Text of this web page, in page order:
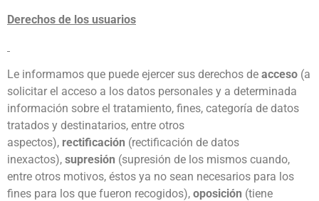
Derechos de los usuarios
Le informamos que puede ejercer sus derechos de acceso (a
solicitar el acceso a los datos personales y a determinada
información sobre el tratamiento, fines, categoría de datos
tratados y destinatarios, entre otros
aspectos), rectificación (rectificación de datos
inexactos), supresión (supresión de los mismos cuando,
entre otros motivos, éstos ya no sean necesarios para los
fines para los que fueron recogidos), oposición (tiene